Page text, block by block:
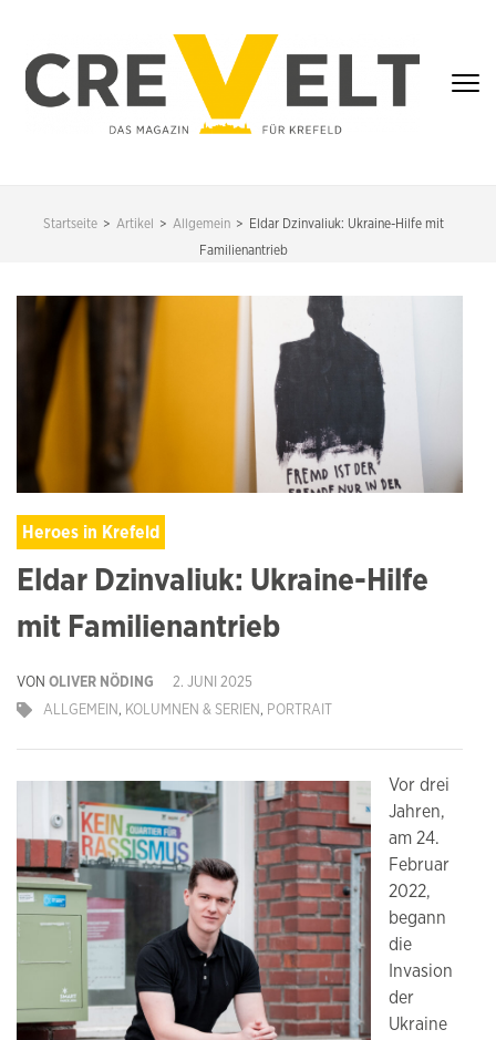
springen
(Enter
KREFELD
Startseite > Artikel > Allgemein >
Eldar Dzinvaliuk: Ukraine-Hilfe mit
Familienantrieb
Heroes in Krefeld
Eldar Dzinvaliuk: Ukraine-Hilfe
mit Familienantrieb
VON OLIVER NÖDING
2. JUNI 2025
ALLGEMEIN, KOLUMNEN & SERIEN, PORTRAIT
Vor drei
Jahren,
am 24.
Februar
2022,
begann
die
Invasion
der
Ukraine